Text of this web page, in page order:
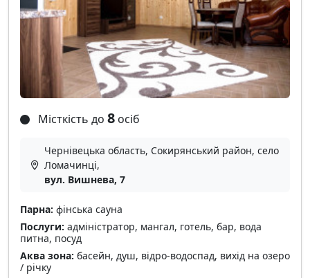
Місткість до 8 осіб
Чернівецька область, Сокирянський район, село
Ломачинці,
вул. Вишнева, 7
Парна: фінська сауна
Послуги: адміністратор, мангал, готель, бар, вода
питна, посуд
Аква зона: басейн, душ, відро-водоспад, вихід на озеро
/ річку